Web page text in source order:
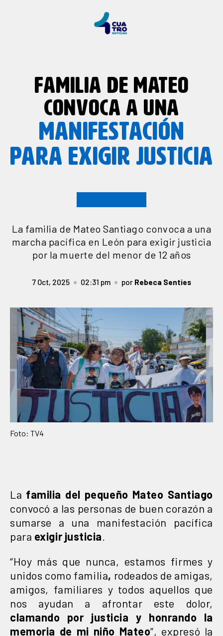
FAMILIA DE MATEO
CONVOCA A UNA
MANIFESTACIÓN
PARA EXIGIR JUSTICIA
La familia de Mateo Santiago convoca a una
marcha pacífica en León para exigir justicia
por la muerte del menor de 12 años
7 Oct, 2025 02:31 pm por Rebeca Senties
Foto: TV4
La familia del pequeño Mateo Santiago
convocó a las personas de buen corazón a
sumarse a una manifestación pacífica
para exigir justicia
“Hoy más que nunca, estamos firmes y
unidos como familia, rodeados de amigas,
amigos, familiares y todos aquellos que
nos ayudan a afrontar este dolor,
clamando por justicia y honrando la
memoria de mi niño Mateo”, expresó la